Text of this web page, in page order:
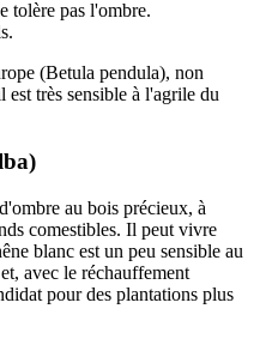
tolère pas l'ombre.
(Betula pendula), non
très sensible à l'agrile du
au bois précieux, à
comestibles. Il peut vivre
blanc est un peu sensible au
avec le réchauffement
pour des plantations plus